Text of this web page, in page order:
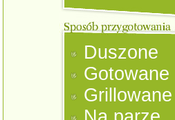
Duszone
Gotowane
Grillowane